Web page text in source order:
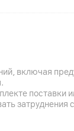
включая